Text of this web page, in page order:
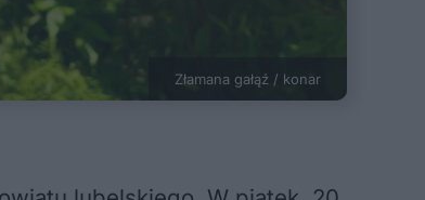
Złamana gałąź / konar